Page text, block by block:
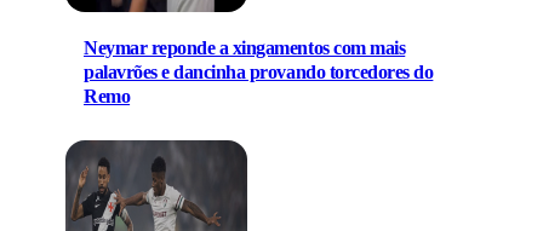
Neymar reponde a xingamentos com mais
palavrões e dancinha provando torcedores do
Remo